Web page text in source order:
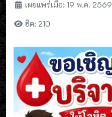
เผยแพร่เมื่อ: 19 พ.ค. 2569
ฮิต: 210